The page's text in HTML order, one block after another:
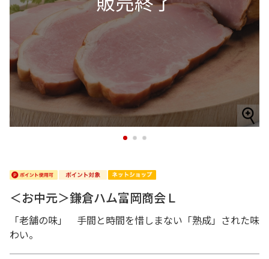
1 2 3
＜お中元＞鎌倉ハム富岡商会Ｌ
「老舗の味」 手間と時間を惜しまない「熟成」された味
わい。